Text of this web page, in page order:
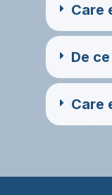
Care
De
Care